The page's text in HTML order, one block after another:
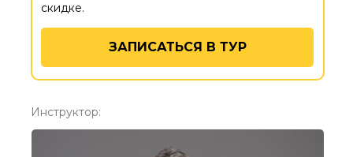
скидке.
ЗАПИСАТЬСЯ В ТУР
Инструктор: